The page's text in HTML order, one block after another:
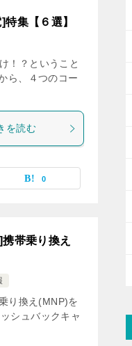
集【６選】
！？ということ
ら、４つのコー
を読む
0
帯乗り換え
り換え(MNP)を
シュバックキャ